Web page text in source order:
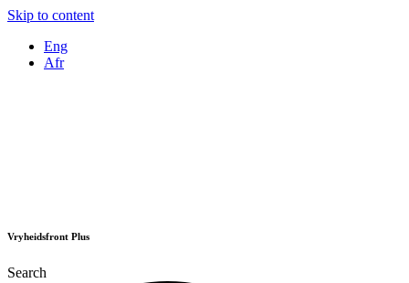
Skip to content
Eng
Afr
Vryheidsfront Plus
Search